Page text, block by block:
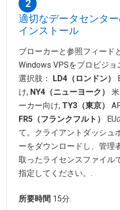
2
適切なデータセンタ
インストール
ブローカーと参照フィード
Windows VPSをプロビジ
選択肢： LD4（ロンドン）
け, NY4（ニューヨーク）
ーカー向け, TY3（東京）
FR5（フランクフルト）
EU
て。クライアントダッシュ
ーをダウンロードし、管理
取ったライセンスファイル
指定してください。.
所要時間 15分.